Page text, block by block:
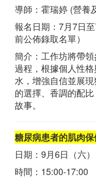
導師：霍瑞婷 (營養
報名日期：7月7日
前公佈錄取名單）
簡介：工作坊將帶
過程，根據個人性
水，增強自信並展
的選擇、香調的配
故事。
糖尿病患者的肌肉
日期：9月6日（六）
時間：15:00-17:00